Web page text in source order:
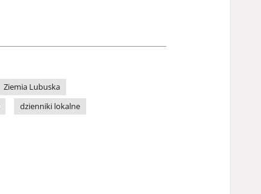
Ziemia Lubuska
dzienniki lokalne